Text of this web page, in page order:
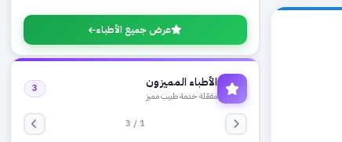
الأطباء المميزون 3